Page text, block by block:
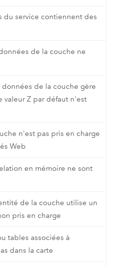
du service contiennent des
de la couche ne
de la couche gère
valeur Z par défaut n'est
n'est pas pris en charge
Web
en mémoire ne sont
de la couche utilise un
pris en charge
tables associées à
dans la carte